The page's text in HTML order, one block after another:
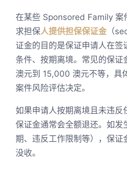
在某些 Sponsored Family 案
求担保人提供担保保证金（
证金的目的是保证申请人在签
条件、按期离境。常见的保
澳元到 15,000 澳元不等，具
案件风险评估决定。
如果申请人按期离境且未违反
保证金通常会全额退还。如发
期、违反工作限制等），保证
没收。